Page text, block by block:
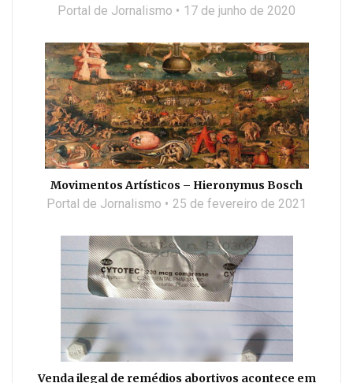
Portal de Jornalismo 17 de junho de 2020
Movimentos Artísticos – Hieronymus Bosch
Portal de Jornalismo 25 de fevereiro de 2021
Venda ilegal de remédios abortivos acontece em